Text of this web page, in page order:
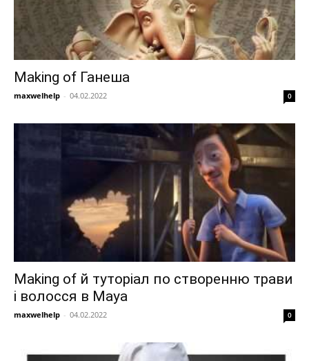
Making of Ганеша
maxwelhelp - 04.02.2022 0
Making of й туторіал по створенню трави
і волосся в Maya
maxwelhelp - 04.02.2022 0